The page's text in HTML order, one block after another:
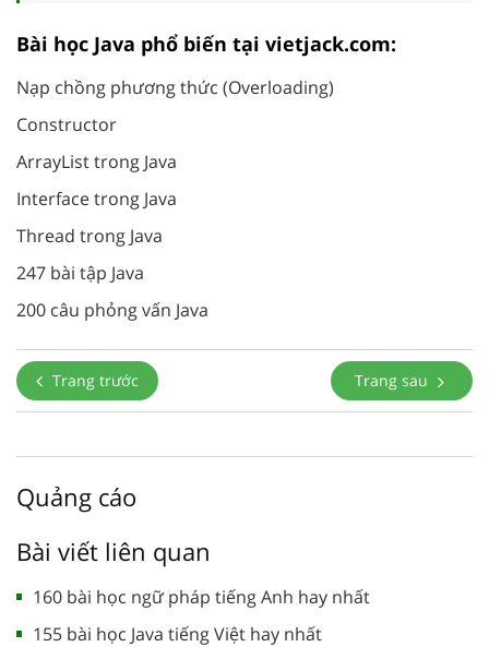
Bài học Java phổ biến tại vietjack.com:
Nạp chồng phương thức (Overloading)
Constructor
ArrayList trong Java
Interface trong Java
Thread trong Java
247 bài tập Java
200 câu phỏng vấn Java
Trang trước Trang sau
Quảng cáo
Bài viết liên quan
160 bài học ngữ pháp tiếng Anh hay nhất
155 bài học Java tiếng Việt hay nhất